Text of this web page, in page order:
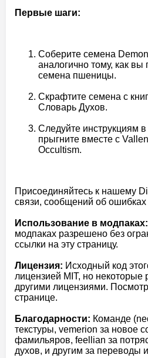
Первые шаги:
Соберите семена
аналогично тому, как
семена пшеницы.
Скрафтите семена с
Словарь Духов.
Следуйте инструкциям
прыгните вместе с
Occultism.
Присоединяйтесь к нашему
связи, сообщений об
Использование в модпаках:
модпаках разрешено без
ссылки на эту страницу.
Лицензия: Исходный код
лицензией MIT, но некоторые
другими лицензиями.
странице.
Благодарности: Команде
текстуры, vemerion за новое
фамильяров, feellian за
духов, и другим за переводы